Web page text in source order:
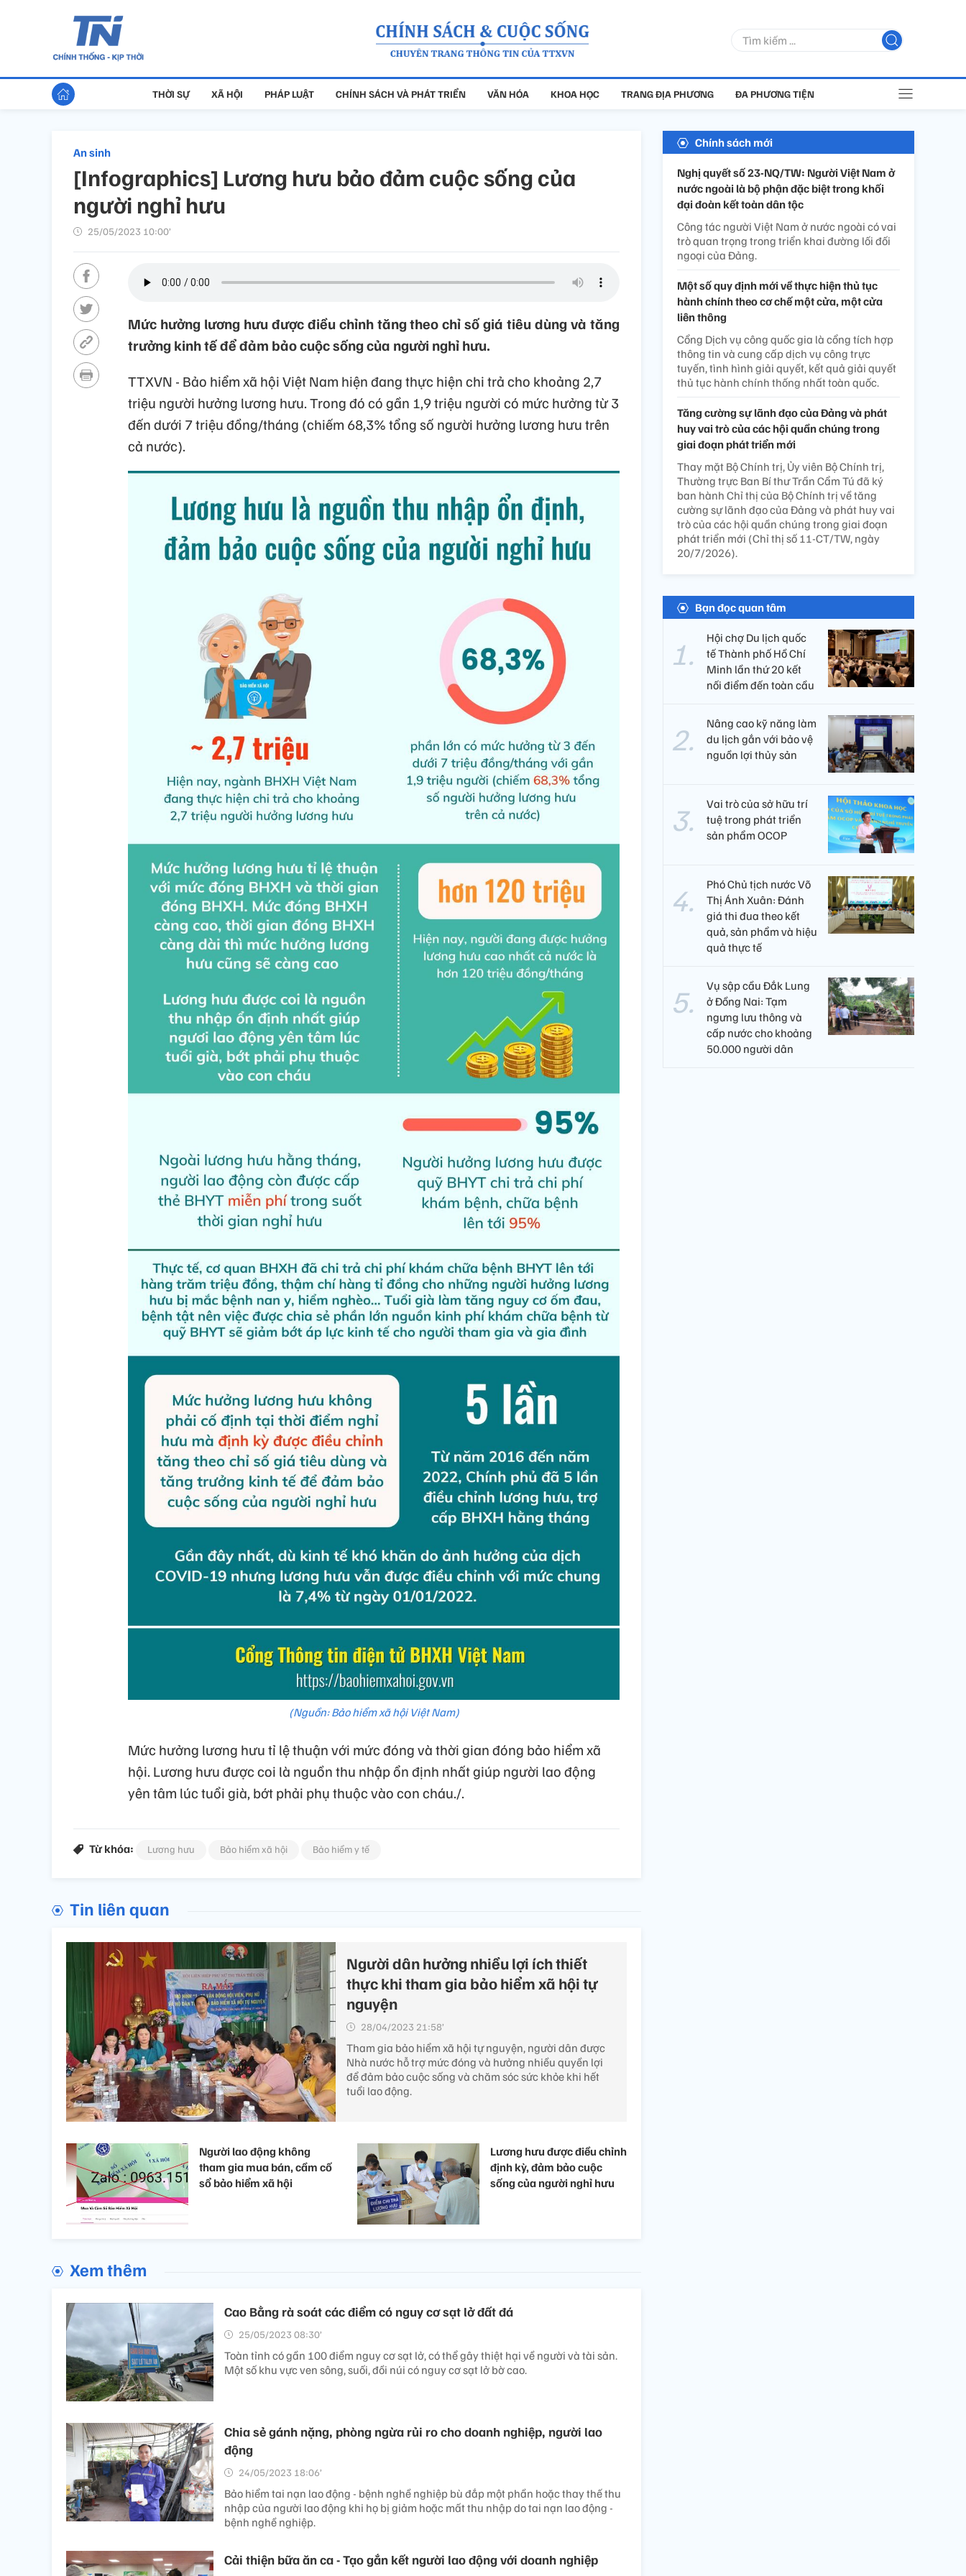
THỜI SỰ XÃ HỘI PHÁP LUẬT CHÍNH SÁCH VÀ PHÁT TRIỂN VĂN HÓA KHOA HỌC TRANG ĐỊA PHƯƠNG ĐA PHƯƠNG TIỆN
An sinh
[Infographics] Lương hưu bảo đảm cuộc sống của
người nghỉ hưu
25/05/2023 10:00’
Mức hưởng lương hưu được điều chỉnh tăng theo chỉ số giá tiêu dùng và tăng
trưởng kinh tế để đảm bảo cuộc sống của người nghỉ hưu.
TTXVN - Bảo hiểm xã hội Việt Nam hiện đang thực hiện chi trả cho khoảng 2,7
triệu người hưởng lương hưu. Trong đó có gần 1,9 triệu người có mức hưởng từ 3
đến dưới 7 triệu đồng/tháng (chiếm 68,3% tổng số người hưởng lương hưu trên
cả nước).
(Nguồn: Bảo hiểm xã hội Việt Nam)
Mức hưởng lương hưu tỉ lệ thuận với mức đóng và thời gian đóng bảo hiểm xã
hội. Lương hưu được coi là nguồn thu nhập ổn định nhất giúp người lao động
yên tâm lúc tuổi già, bớt phải phụ thuộc vào con cháu./.
Từ khóa: Lương hưu Bảo hiểm xã hội Bảo hiểm y tế
Tin liên quan
Người dân hưởng nhiều lợi ích thiết
thực khi tham gia bảo hiểm xã hội tự
nguyện
28/04/2023 21:58’
Tham gia bảo hiểm xã hội tự nguyện, người dân được
Nhà nước hỗ trợ mức đóng và hưởng nhiều quyền lợi
để đảm bảo cuộc sống và chăm sóc sức khỏe khi hết
tuổi lao động.
Người lao động không
tham gia mua bán, cầm cố
sổ bảo hiểm xã hội
Lương hưu được điều chỉnh
định kỳ, đảm bảo cuộc
sống của người nghỉ hưu
Xem thêm
Cao Bằng rà soát các điểm có nguy cơ sạt lở đất đá
25/05/2023 08:30’
Toàn tỉnh có gần 100 điểm nguy cơ sạt lở, có thể gây thiệt hại về người và tài sản.
Một số khu vực ven sông, suối, đồi núi có nguy cơ sạt lở bờ cao.
Chia sẻ gánh nặng, phòng ngừa rủi ro cho doanh nghiệp, người lao
động
24/05/2023 18:06’
Bảo hiểm tai nạn lao động - bệnh nghề nghiệp bù đắp một phần hoặc thay thế thu
nhập của người lao động khi họ bị giảm hoặc mất thu nhập do tai nạn lao động -
bệnh nghề nghiệp.
Cải thiện bữa ăn ca - Tạo gắn kết người lao động với doanh nghiệp
Chính sách mới
Nghị quyết số 23-NQ/TW: Người Việt Nam ở
nước ngoài là bộ phận đặc biệt trong khối
đại đoàn kết toàn dân tộc
Công tác người Việt Nam ở nước ngoài có vai
trò quan trọng trong triển khai đường lối đối
ngoại của Đảng.
Một số quy định mới về thực hiện thủ tục
hành chính theo cơ chế một cửa, một cửa
liên thông
Cổng Dịch vụ công quốc gia là cổng tích hợp
thông tin và cung cấp dịch vụ công trực
tuyến, tình hình giải quyết, kết quả giải quyết
thủ tục hành chính thống nhất toàn quốc.
Tăng cường sự lãnh đạo của Đảng và phát
huy vai trò của các hội quần chúng trong
giai đoạn phát triển mới
Thay mặt Bộ Chính trị, Ủy viên Bộ Chính trị,
Thường trực Ban Bí thư Trần Cẩm Tú đã ký
ban hành Chỉ thị của Bộ Chính trị về tăng
cường sự lãnh đạo của Đảng và phát huy vai
trò của các hội quần chúng trong giai đoạn
phát triển mới (Chỉ thị số 11-CT/TW, ngày
20/7/2026).
Bạn đọc quan tâm
Hội chợ Du lịch quốc
tế Thành phố Hồ Chí
Minh lần thứ 20 kết
nối điểm đến toàn cầu
Nâng cao kỹ năng làm
du lịch gắn với bảo vệ
nguồn lợi thủy sản
Vai trò của sở hữu trí
tuệ trong phát triển
sản phẩm OCOP
Phó Chủ tịch nước Võ
Thị Ánh Xuân: Đánh
giá thi đua theo kết
quả, sản phẩm và hiệu
quả thực tế
Vụ sập cầu Đắk Lung
ở Đồng Nai: Tạm
ngưng lưu thông và
cấp nước cho khoảng
50.000 người dân